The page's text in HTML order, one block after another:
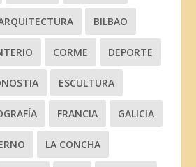
BILBAO
CORME DEPORTE
ESCULTURA
FRANCIA GALICIA
LA CONCHA